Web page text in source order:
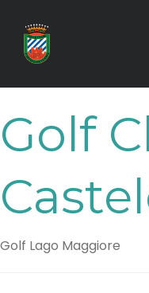
Golf
Golf Lago Maggiore